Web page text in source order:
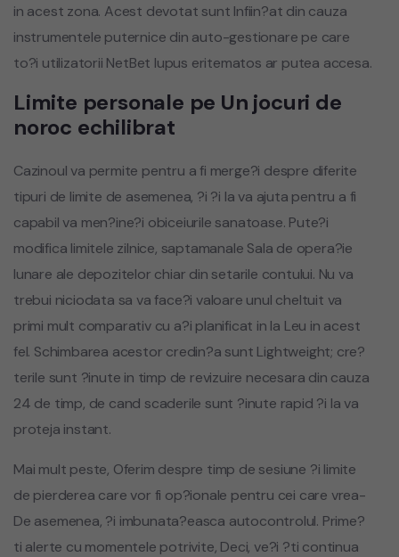
in acest zona. Acest devotat sunt Infiin?at din cauza
instrumentele puternice din auto-gestionare pe care
to?i utilizatorii NetBet lupus eritematos ar putea accesa.
Limite personale pe Un jocuri de
noroc echilibrat
Cazinoul va permite pentru a fi merge?i despre diferite
tipuri de limite de asemenea, ?i ?i la va ajuta pentru a fi
capabil va men?ine?i obiceiurile sanatoase. Pute?i
modifica limitele zilnice, saptamanale Sala de opera?ie
lunare ale depozitelor chiar din setarile contului. Nu va
trebui niciodata sa va face?i valoare unul cheltuit va
primi mult comparativ cu a?i planificat in la Leu in acest
fel. Schimbarea acestor credin?a sunt Lightweight; cre?
terile sunt ?inute in timp de revizuire necesara din cauza
24 de timp, de cand scaderile sunt ?inute rapid ?i la va
proteja instant.
Mai mult peste, Oferim despre timp de sesiune ?i limite
de pierderea care vor fi op?ionale pentru cei care vrea-
De asemenea, ?i imbunata?easca autocontrolul. Prime?
ti alerte cu momentele potrivite, Deci, ve?i ?ti continua